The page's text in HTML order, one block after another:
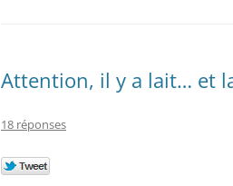
Attention, il y a lait… et
18 réponses